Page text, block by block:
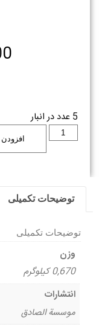
5 عدد در انبار
توضیحات تکمیلی
توضیحات تکمیلی
وزن
0,670 کیلوگرم
انتشارات
موسسة الصادق